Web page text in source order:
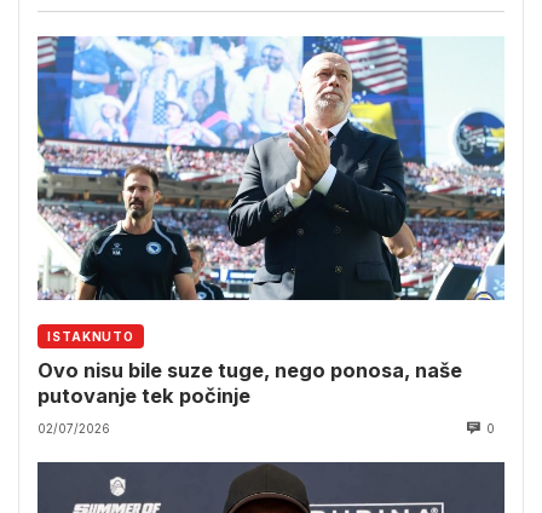
ISTAKNUTO
Ovo nisu bile suze tuge, nego ponosa, naše
putovanje tek počinje
02/07/2026 0